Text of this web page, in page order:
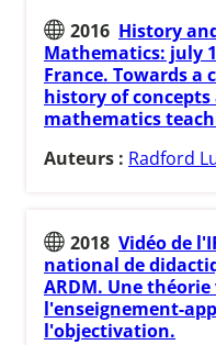
2016 History
Mathematics: july
France. Towards
history of
mathematics
Auteurs : Radford
2018 Vidéo de
national de
ARDM. Une
l'enseignement-
l'objectivation.